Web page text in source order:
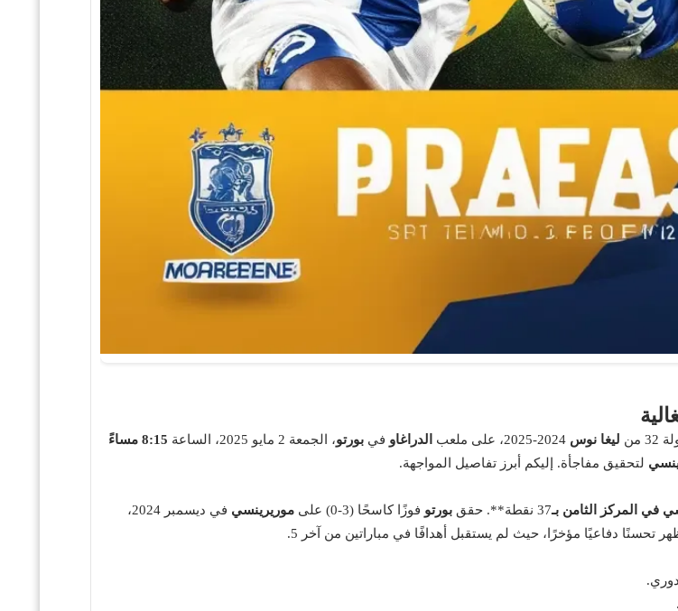
من ليغا نوس 2024-2025، على ملعب الدراغاو فيبورتو، الجمعة 2 مايو 2025، الساعة
8:15 مساءً
لتحقيق مفاجأة. إليكم أبرز تفاصيل المواجهة.
في المركز الثامن بـ37 نقطة**. حقق بورتو فوزًا كاسحًا (3-0) على موريرينسي
في ديسمبر 2024،
تحسنًا دفاعيًا مؤخرًا، حيث لم يستقبل أهدافًا في مباراتين من آخر 5.